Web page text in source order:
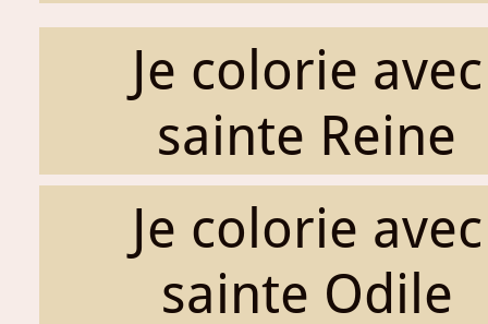
Je colorie avec
sainte Reine
Je colorie avec
sainte Odile